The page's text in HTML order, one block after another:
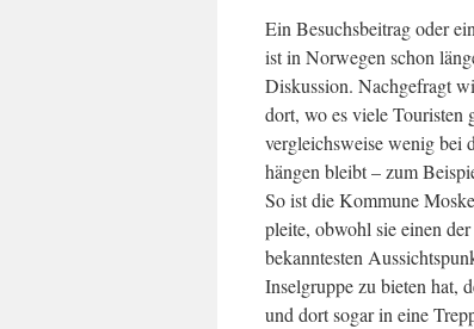
Ein Besuchsbeitrag oder
ist in Norwegen schon
Diskussion. Nachgefragt
dort, wo es viele Touristen
vergleichsweise wenig bei
hängen bleibt – zum
So ist die Kommune
pleite, obwohl sie einen
bekanntesten
Inselgruppe zu bieten hat,
und dort sogar in eine